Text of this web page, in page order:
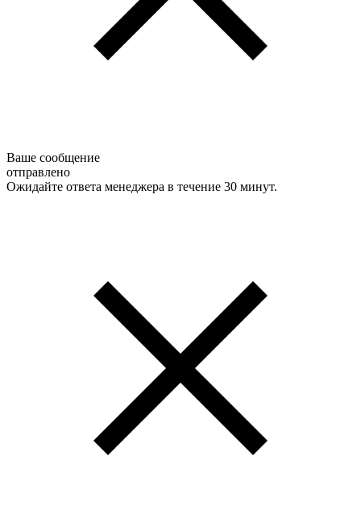
Ваше сообщение
отправлено
Ожидайте ответа менеджера в течение 30 минут.